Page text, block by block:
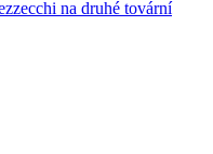
na druhé tovární